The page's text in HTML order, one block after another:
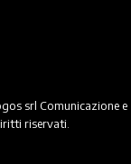
srl Comunicazione e
riservati.